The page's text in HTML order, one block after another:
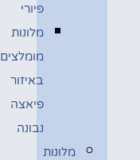
פיורי
מלונות
מומלצים
באיזור
פיאצה
נבונה
מלונות